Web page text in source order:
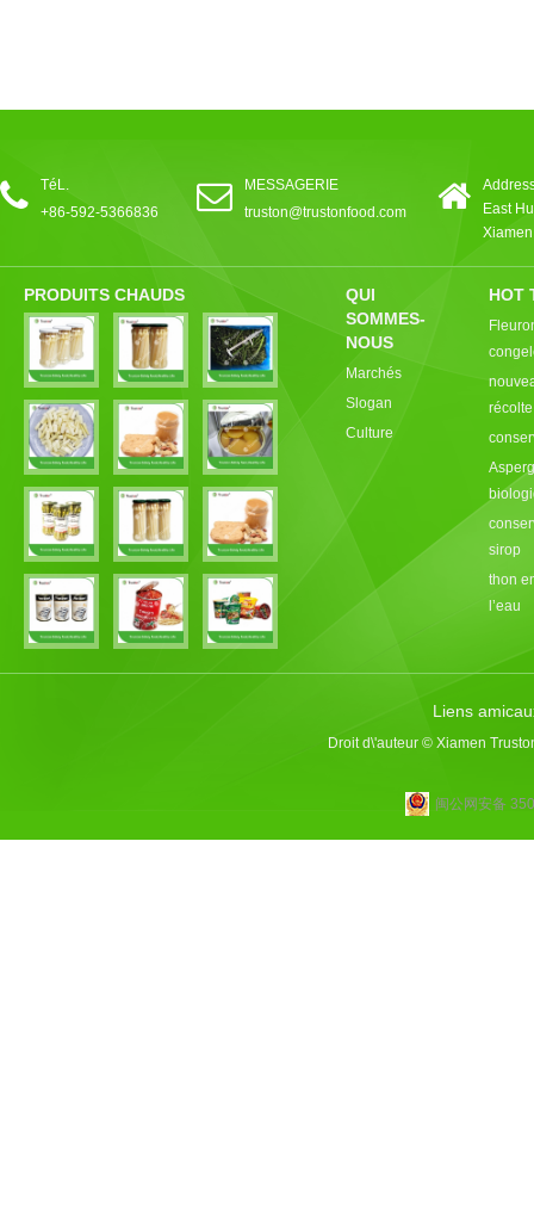
TéL.
+86-592-5366836
MESSAGERIE
truston@trustonfood.com
East
PRODUITS CHAUDS
QUI
SOMMES-
NOUS
Marchés
Slogan
Culture
HOT
sirop
thon
l’eau
Liens
Droit d\'auteur © Xiamen
闽公网安备